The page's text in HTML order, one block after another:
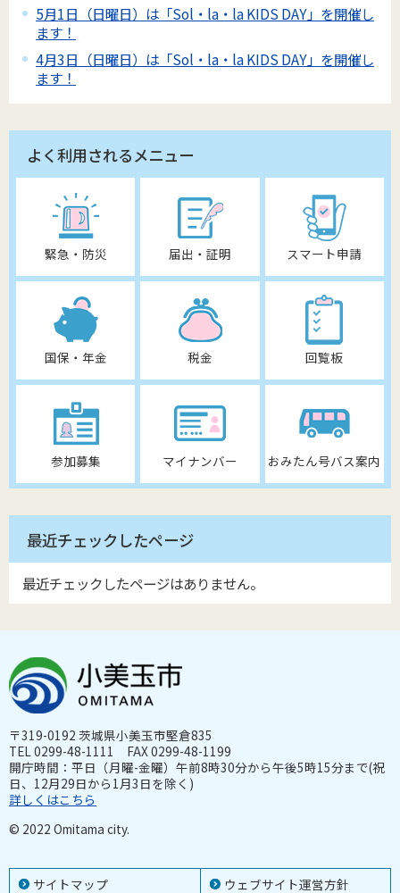
5月1日（日曜日）は「Sol・la・la KIDS DAY」を開催し
ます！
4月3日（日曜日）は「Sol・la・la KIDS DAY」を開催し
ます！
よく利用されるメニュー
緊急・防災 届出・証明 スマート申請
国保・年金 税金 回覧板
参加募集 マイナンバー おみたん号バス案内
最近チェックしたページ
最近チェックしたページはありません。
サイトマップ ウェブサイト運営方針
〒319-0192 茨城県小美玉市堅倉835
TEL 0299-48-1111 FAX 0299-48-1199
開庁時間：平日（月曜-金曜）午前8時30分から午後5時15分まで(祝
日、12月29日から1月3日を除く)
詳しくはこちら
© 2022 Omitama city.